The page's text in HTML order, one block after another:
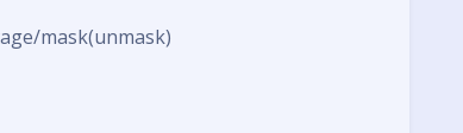
mask(unmask)